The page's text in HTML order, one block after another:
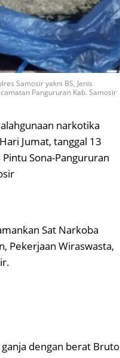
Samosir yakni BS, Jenis
Pangururan Kab. Samosir
narkotika
Jumat, tanggal 13
Sona-Pangururan
Sat Narkoba
Pekerjaan Wiraswasta,
dengan berat Bruto